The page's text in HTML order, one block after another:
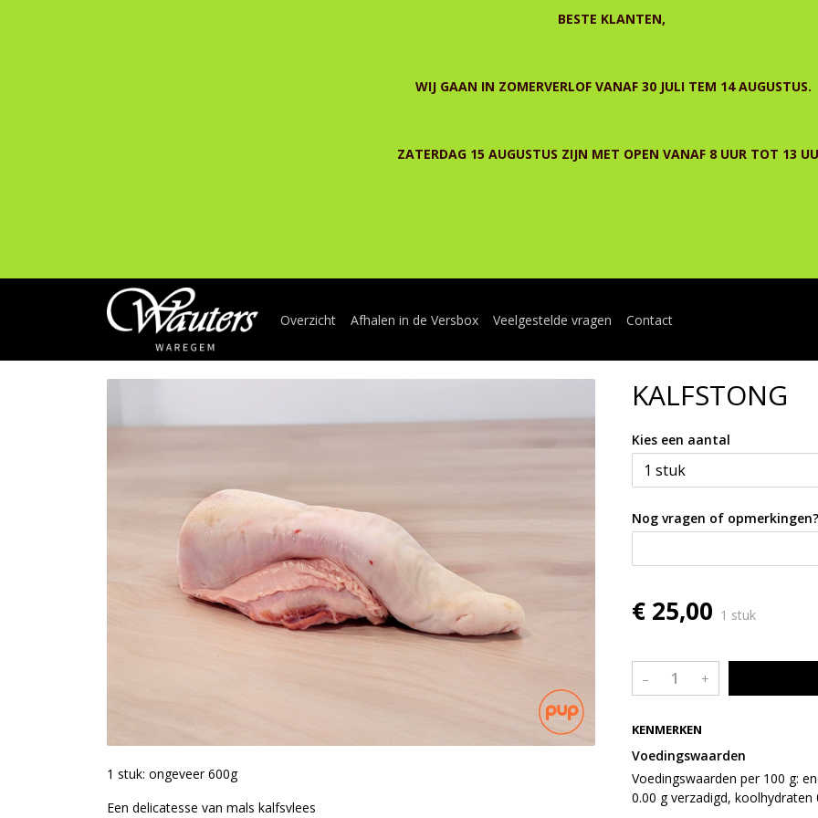
BESTE KLANTEN,
WIJ GAAN IN ZOMERVERLOF VANAF 30 JULI TEM 14 AUGUSTUS.
ZATERDAG 15 AUGUSTUS ZIJN MET OPEN VANAF 8 UUR TOT 13
Overzicht Afhalen in de Versbox Veelgestelde vragen Contact
1 stuk: ongeveer 600g
Een delicatesse van mals kalfsvlees
KALFSTONG
Kies een aantal
Nog vragen of opmerkingen?
€ 25,00 1 stuk
– +
KENMERKEN
Voedingswaarden
Voedingswaarden per 100 g:
0.00 g verzadigd,